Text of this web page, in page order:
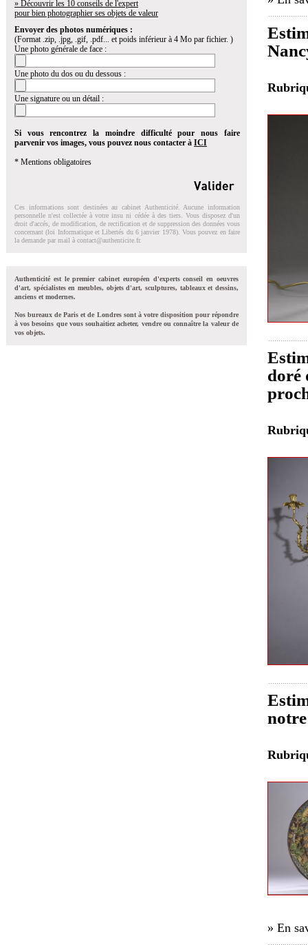
» Découvrir les 10 conseils de l'expert
pour bien photographier ses objets de valeur
Envoyer des photos numériques :
(Format .zip, .jpg, .gif, .pdf... et poids inférieur à 4 Mo par fichier. )
Une photo générale de face :
Une photo du dos ou du dessous :
Une signature ou un détail :
Si vous rencontrez la moindre difficulté pour nous faire
parvenir vos images, vous pouvez nous contacter à ICI
* Mentions obligatoires
Ces informations sont destinées au cabinet Authenticité. Aucune information
personnelle n'est collectée à votre insu ni cédée à des tiers. Vous disposez d'un
droit d'accés, de modification, de rectification et de suppression des données vous
concernant (loi Informatique et Libertés du 6 janvier 1978). Vous pouvez en faire
la demande par mail à contact@authenticite.fr.
Authenticité est le premier cabinet européen d'experts conseil en oeuvres
d'art, spécialistes en meubles, objets d'art, sculptures, tableaux et dessins,
anciens et modernes.
Nos bureaux de Paris et de Londres sont à votre disposition pour répondre
à vos besoins que vous souhaitiez acheter, vendre ou connaître la valeur de
vos objets.
doré
» En